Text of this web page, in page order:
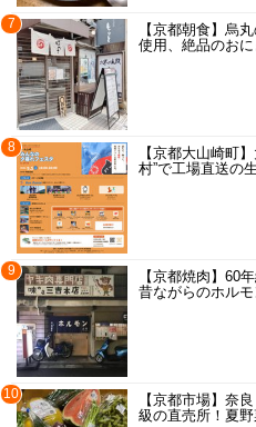
7
【京都朝食】烏
使用、絶品のお
8
【京都大山崎町
村”で工場直送の
9
【京都焼肉】60
昔ながらのホルモ
10
【京都市場】奈
級の直売所！夏野